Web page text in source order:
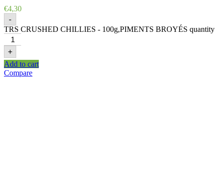
€4,30
-
TRS CRUSHED CHILLIES - 100g,PIMENTS BROYÉS quantity
+
Add to cart
Compare